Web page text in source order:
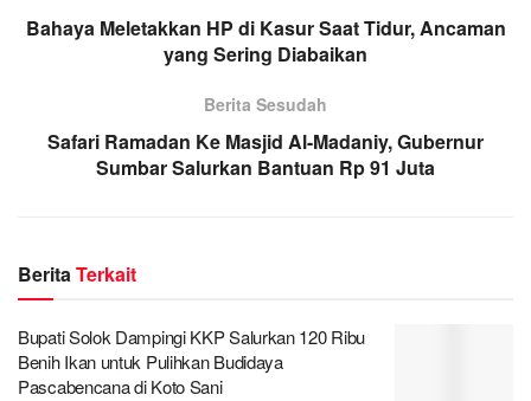
Bahaya Meletakkan HP di Kasur Saat Tidur, Ancaman
yang Sering Diabaikan
Berita Sesudah
Safari Ramadan Ke Masjid Al-Madaniy, Gubernur
Sumbar Salurkan Bantuan Rp 91 Juta
BeritaTerkait
Bupati Solok Dampingi KKP Salurkan 120 Ribu
Benih Ikan untuk Pulihkan Budidaya
Pascabencana di Koto Sani